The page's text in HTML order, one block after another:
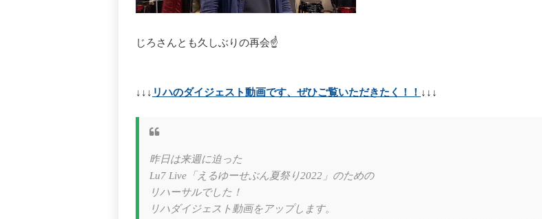
じろさんとも久しぶりの再会☝️
↓↓↓ リハのダイジェスト動画です、ぜひご覧いただきたく！！ ↓↓↓
昨日は来週に迫った
Lu7 Live「えるゆーせぶん夏祭り2022」のための
リハーサルでした！
リハダイジェスト動画をアップします。